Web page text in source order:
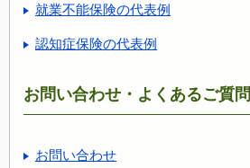
就業不能保険の代表例
認知症保険の代表例
お問い合わせ・よくあるご質問
お問い合わせ